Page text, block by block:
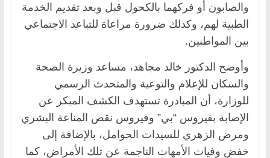
والصابون أو فركهما بالكحول قبل وبعد تقديم الخدمة
الطبية لهم، وكذلك ضرورة مراعاة للتباعد الاجتماعي
بين المواطنين.
وأوضح الدكتور خالد مجاهد، مساعد وزيرة الصحة
والسكان للإعلام والتوعية والمتحدث الرسمي
للوزارة، أن المبادرة تستهدف الكشف المبكر عن
الإصابة بفيروس “بي” وفيروس نقص المناعة البشري
ومرض الزهري للسيدات الحوامل، بالإضافة إلى
خفض وفيات الأمهات الناجمة عن تلك الأمراض، كما